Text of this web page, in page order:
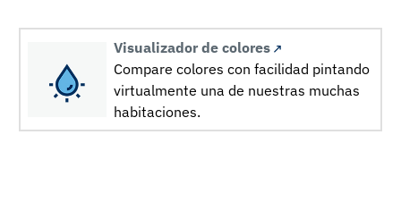
Visualizador de colores
Compare colores con facilidad pintando
virtualmente una de nuestras muchas
habitaciones.